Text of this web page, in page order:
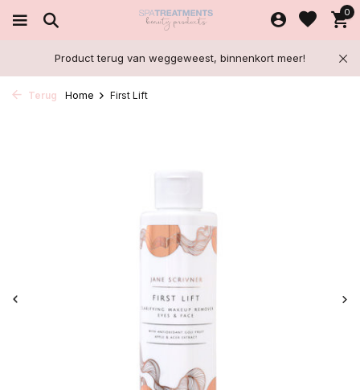
0
Product terug van weggeweest, binnenkort meer!
Terug Home First Lift